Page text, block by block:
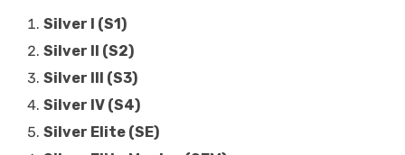
Silver I (S1)
Silver II (S2)
Silver III (S3)
Silver IV (S4)
Silver Elite (SE)